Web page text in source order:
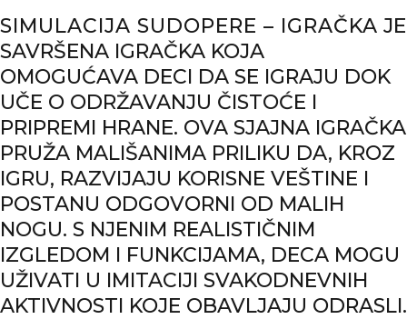
SIMULACIJA SUDOPERE – IGRAČKA JE
SAVRŠENA IGRAČKA KOJA
OMOGUĆAVA DECI DA SE IGRAJU DOK
UČE O ODRŽAVANJU ČISTOĆE I
PRIPREMI HRANE. OVA SJAJNA IGRAČKA
PRUŽA MALIŠANIMA PRILIKU DA, KROZ
IGRU, RAZVIJAJU KORISNE VEŠTINE I
POSTANU ODGOVORNI OD MALIH
NOGU. S NJENIM REALISTIČNIM
IZGLEDOM I FUNKCIJAMA, DECA MOGU
UŽIVATI U IMITACIJI SVAKODNEVNIH
AKTIVNOSTI KOJE OBAVLJAJU ODRASLI.